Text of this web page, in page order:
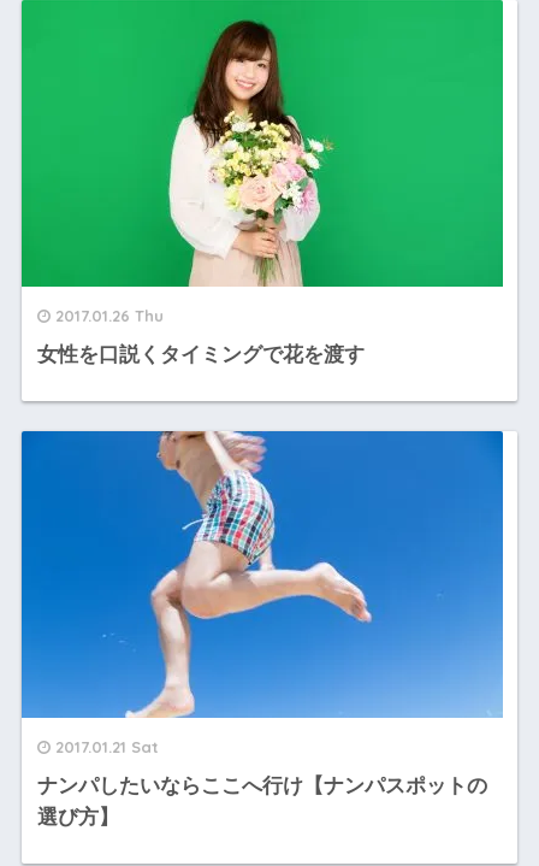
2017.01.26 Thu
女性を口説くタイミングで花を渡す
2017.01.21 Sat
ナンパしたいならここへ行け【ナンパスポットの
選び方】